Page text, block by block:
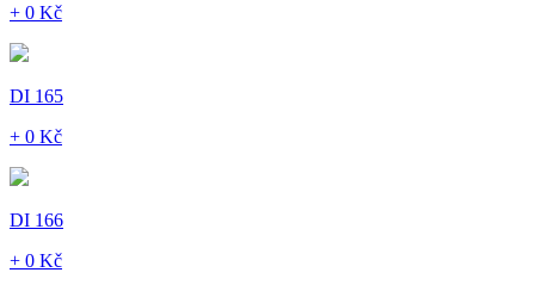
+ 0 Kč
DI 165
+ 0 Kč
DI 166
+ 0 Kč